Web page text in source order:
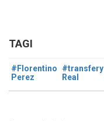
TAGI
#Florentino
Perez
#transfery
Real